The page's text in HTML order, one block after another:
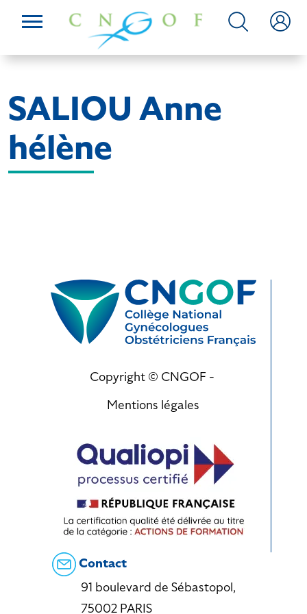
SALIOU Anne
hélène
Copyright © CNGOF -
Mentions légales
Contact
91 boulevard de Sébastopol,
75002 PARIS